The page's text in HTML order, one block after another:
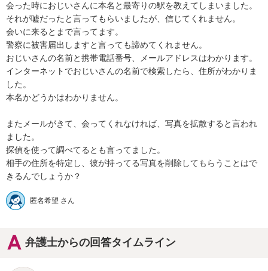
会った時におじいさんに本名と最寄りの駅を教えてしまいました。
それが嘘だったと言ってもらいましたが、信じてくれません。
会いに来るとまで言ってます。
警察に被害届出しますと言っても諦めてくれません。
おじいさんの名前と携帯電話番号、メールアドレスはわかります。
インターネットでおじいさんの名前で検索したら、住所がわかりま
した。
本名かどうかはわかりません。
またメールがきて、会ってくれなければ、写真を拡散すると言われ
ました。
探偵を使って調べてるとも言ってました。
相手の住所を特定し、彼が持ってる写真を削除してもらうことはで
きるんでしょうか？
匿名希望 さん
弁護士からの回答タイムライン